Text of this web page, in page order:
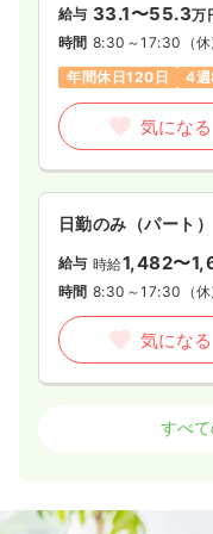
給与 33.1〜55.3万
時間 8:30～17:30 （
年間休日120日
4
気になる
日勤のみ（パート）
給与 時給1,482〜
時間 8:30～17:30 （
気になる
給与 時給1,505〜
すべ